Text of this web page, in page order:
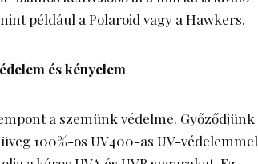
például a Polaroid vagy a Hawkers.
és kényelem
a szemünk védelme. Győződjünk
100%-os UV400-as UV-védelemmel